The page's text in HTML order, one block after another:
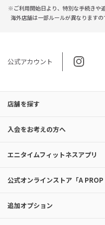
※ご利用開始日より、特別な手続きや
海外店舗は一部ルールが異なりますの
公式アカウント
店舗を探す
入会をお考えの方へ
エニタイムフィットネスアプリ
公式オンラインストア「A PROP
追加オプション